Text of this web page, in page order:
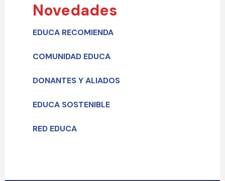
Novedades
EDUCA RECOMIENDA
COMUNIDAD EDUCA
DONANTES Y ALIADOS
EDUCA SOSTENIBLE
RED EDUCA